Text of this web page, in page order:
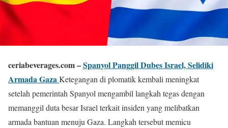
ceriabeverages.com –Spanyol Panggil Dubes Israel, Selidiki
Armada GazaKetegangan di plomatik kembali meningkat
setelah pemerintahSpanyolmengambil langkah tegas dengan
memanggil duta besarIsraelterkait insiden yang melibatkan
armada bantuan menujuGaza. Langkah tersebut memicu